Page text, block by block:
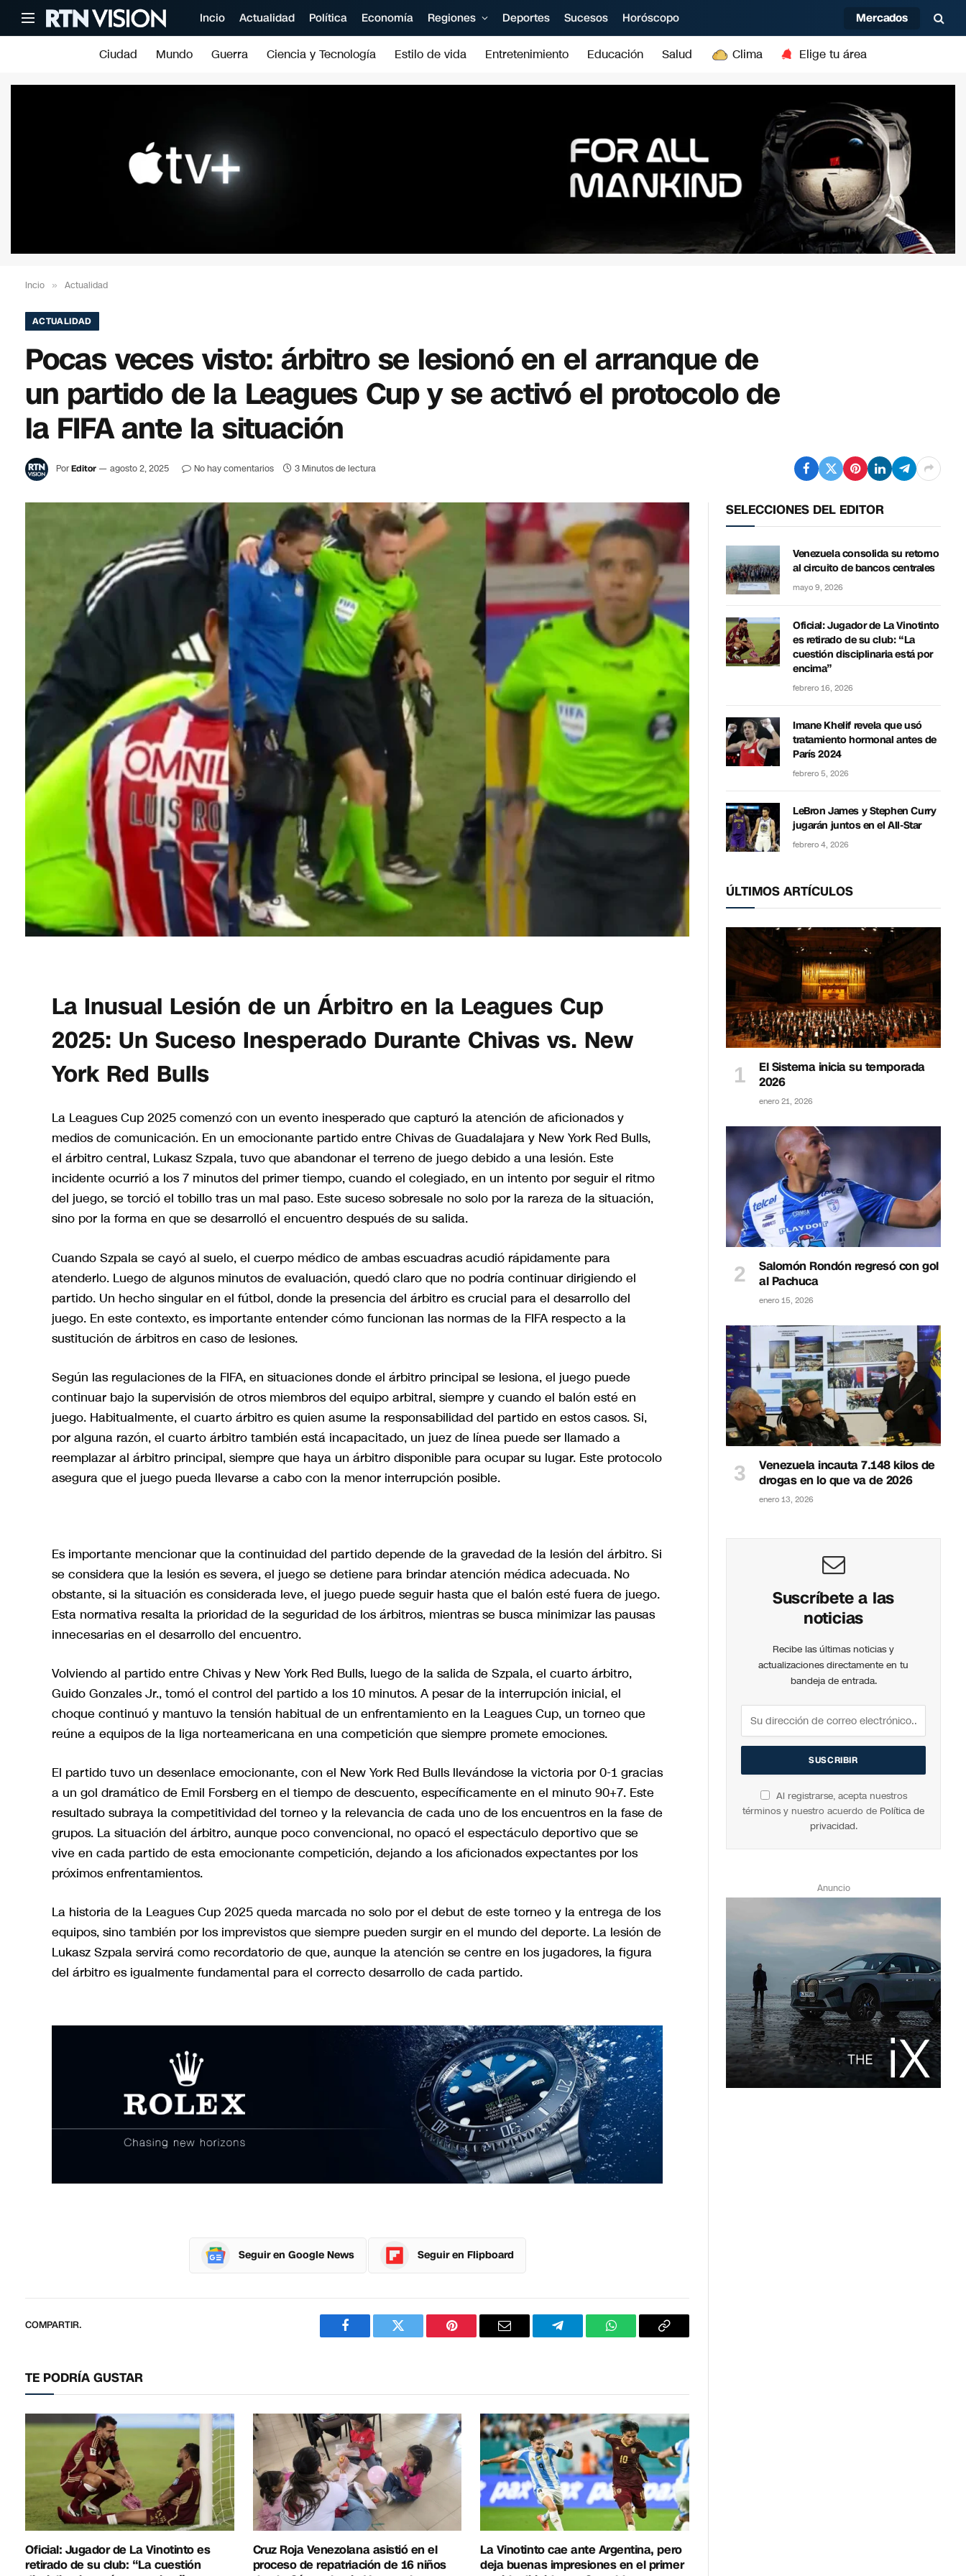
Incio Actualidad Política Economía Regiones Deportes Sucesos Horóscopo Mercados
Ciudad Mundo Guerra Ciencia y Tecnología Estilo de vida Entretenimiento Educación Salud Clima Elige tu área
Incio » Actualidad
ACTUALIDAD
Pocas veces visto: árbitro se lesionó en el arranque de
un partido de la Leagues Cup y se activó el protocolo de
la FIFA ante la situación
PorEditor agosto 2, 2025 No hay comentarios 3 Minutos de lectura
La Inusual Lesión de un Árbitro en la Leagues Cup
2025: Un Suceso Inesperado Durante Chivas vs. New
York Red Bulls
La Leagues Cup 2025 comenzó con un evento inesperado que capturó la atención de aficionados y
medios de comunicación. En un emocionante partido entre Chivas de Guadalajara y New York Red Bulls,
el árbitro central, Lukasz Szpala, tuvo que abandonar el terreno de juego debido a una lesión. Este
incidente ocurrió a los 7 minutos del primer tiempo, cuando el colegiado, en un intento por seguir el ritmo
del juego, se torció el tobillo tras un mal paso. Este suceso sobresale no solo por la rareza de la situación,
sino por la forma en que se desarrolló el encuentro después de su salida.
Cuando Szpala se cayó al suelo, el cuerpo médico de ambas escuadras acudió rápidamente para
atenderlo. Luego de algunos minutos de evaluación, quedó claro que no podría continuar dirigiendo el
partido. Un hecho singular en el fútbol, donde la presencia del árbitro es crucial para el desarrollo del
juego. En este contexto, es importante entender cómo funcionan las normas de la FIFA respecto a la
sustitución de árbitros en caso de lesiones.
Según las regulaciones de la FIFA, en situaciones donde el árbitro principal se lesiona, el juego puede
continuar bajo la supervisión de otros miembros del equipo arbitral, siempre y cuando el balón esté en
juego. Habitualmente, el cuarto árbitro es quien asume la responsabilidad del partido en estos casos. Si,
por alguna razón, el cuarto árbitro también está incapacitado, un juez de línea puede ser llamado a
reemplazar al árbitro principal, siempre que haya un árbitro disponible para ocupar su lugar. Este protocolo
asegura que el juego pueda llevarse a cabo con la menor interrupción posible.
Es importante mencionar que la continuidad del partido depende de la gravedad de la lesión del árbitro. Si
se considera que la lesión es severa, el juego se detiene para brindar atención médica adecuada. No
obstante, si la situación es considerada leve, el juego puede seguir hasta que el balón esté fuera de juego.
Esta normativa resalta la prioridad de la seguridad de los árbitros, mientras se busca minimizar las pausas
innecesarias en el desarrollo del encuentro.
Volviendo al partido entre Chivas y New York Red Bulls, luego de la salida de Szpala, el cuarto árbitro,
Guido Gonzales Jr., tomó el control del partido a los 10 minutos. A pesar de la interrupción inicial, el
choque continuó y mantuvo la tensión habitual de un enfrentamiento en la Leagues Cup, un torneo que
reúne a equipos de la liga norteamericana en una competición que siempre promete emociones.
El partido tuvo un desenlace emocionante, con el New York Red Bulls llevándose la victoria por 0-1 gracias
a un gol dramático de Emil Forsberg en el tiempo de descuento, específicamente en el minuto 90+7. Este
resultado subraya la competitividad del torneo y la relevancia de cada uno de los encuentros en la fase de
grupos. La situación del árbitro, aunque poco convencional, no opacó el espectáculo deportivo que se
vive en cada partido de esta emocionante competición, dejando a los aficionados expectantes por los
próximos enfrentamientos.
La historia de la Leagues Cup 2025 queda marcada no solo por el debut de este torneo y la entrega de los
equipos, sino también por los imprevistos que siempre pueden surgir en el mundo del deporte. La lesión de
Lukasz Szpala servirá como recordatorio de que, aunque la atención se centre en los jugadores, la figura
del árbitro es igualmente fundamental para el correcto desarrollo de cada partido.
Seguir en Google News Seguir en Flipboard
COMPARTIR.
FacebookTwitter PinterestCorreo
TelegramWhatsAppCopiar
TE PODRÍA GUSTAR
Oficial: Jugador de La Vinotinto es
retirado de su club: “La cuestión
Cruz Roja Venezolana asistió en el
proceso de repatriación de 16 niños
La Vinotinto cae ante Argentina, pero
deja buenas impresiones en el primer
SELECCIONES DEL EDITOR
Venezuela consolida su retorno
al circuito de bancos centrales
mayo 9, 2026
Oficial: Jugador de La Vinotinto
es retirado de su club: “La
cuestión disciplinaria está por
encima”
febrero 16, 2026
Imane Khelif revela que usó
tratamiento hormonal antes de
París 2024
febrero 5, 2026
LeBron James y Stephen Curry
jugarán juntos en el All-Star
febrero 4, 2026
ÚLTIMOS ARTÍCULOS
El Sistema inicia su temporada
2026
enero 21, 2026
Salomón Rondón regresó con gol
al Pachuca
enero 15, 2026
Venezuela incauta 7.148 kilos de
drogas en lo que va de 2026
enero 13, 2026
Suscríbete a las
noticias
Recibe las últimas noticias y
actualizaciones directamente en tu
bandeja de entrada.
Al registrarse, acepta nuestros
términos y nuestro acuerdo de Política de
privacidad.
Anuncio